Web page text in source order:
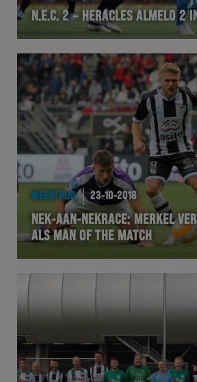
HERTEL
Natuurgras
Wedstrijd
BusinessClub
Foundation
Herakids
Team Zwart Wit
N.E.C. 2 – HERACLES ALMELO 2
WEDSTRIJD 23-10-2018
NEK-AAN-NEKRACE: MERKEL
ALS MAN OF THE MATCH